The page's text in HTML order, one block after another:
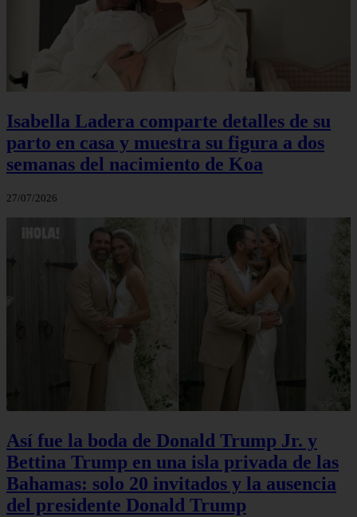
Isabella Ladera comparte detalles de su
parto en casa y muestra su figura a dos
semanas del nacimiento de Koa
27/07/2026
Así fue la boda de Donald Trump Jr. y
Bettina Trump en una isla privada de las
Bahamas: solo 20 invitados y la ausencia
del presidente Donald Trump